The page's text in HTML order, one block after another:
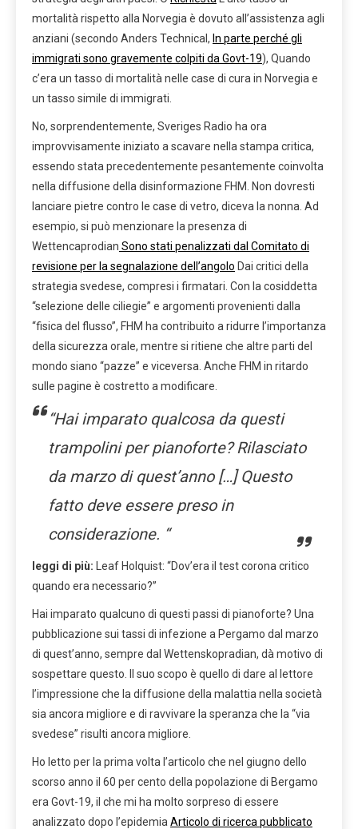
mortalità rispetto alla Norvegia è dovuto all’assistenza agli
anziani (secondo Anders Technical, In parte perché gli
immigrati sono gravemente colpiti da Govt-19), Quando
c’era un tasso di mortalità nelle case di cura in Norvegia e
un tasso simile di immigrati.
No, sorprendentemente, Sveriges Radio ha ora
improvvisamente iniziato a scavare nella stampa critica,
essendo stata precedentemente pesantemente coinvolta
nella diffusione della disinformazione FHM. Non dovresti
lanciare pietre contro le case di vetro, diceva la nonna. Ad
esempio, si può menzionare la presenza di
Wettencaprodian Sono stati penalizzati dal Comitato di
revisione per la segnalazione dell’angolo Dai critici della
strategia svedese, compresi i firmatari. Con la cosiddetta
“selezione delle ciliegie” e argomenti provenienti dalla
“fisica del flusso”, FHM ha contribuito a ridurre l’importanza
della sicurezza orale, mentre si ritiene che altre parti del
mondo siano “pazze” e viceversa. Anche FHM in ritardo
sulle pagine è costretto a modificare.
“Hai imparato qualcosa da questi
trampolini per pianoforte? Rilasciato
da marzo di quest’anno […] Questo
fatto deve essere preso in
considerazione. “
leggi di più:
Leaf Holquist: “Dov’era il test corona critico
quando era necessario?”
Hai imparato qualcuno di questi passi di pianoforte? Una
pubblicazione sui tassi di infezione a Pergamo dal marzo
di quest’anno, sempre dal Wettenskopradian, dà motivo di
sospettare questo. Il suo scopo è quello di dare al lettore
l’impressione che la diffusione della malattia nella società
sia ancora migliore e di ravvivare la speranza che la “via
svedese” risulti ancora migliore.
Ho letto per la prima volta l’articolo che nel giugno dello
scorso anno il 60 per cento della popolazione di Bergamo
era Govt-19, il che mi ha molto sorpreso di essere
analizzato dopo l’epidemia Articolo di ricerca pubblicato